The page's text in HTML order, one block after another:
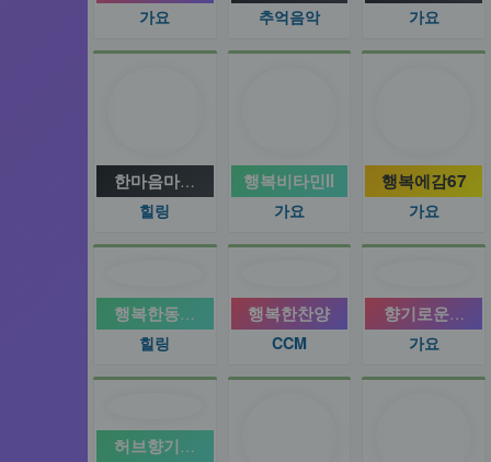
가요 추억음악 가요
한마음마이크라이브
힐링
행복비타민ll
가요
행복에감67
가요
행복한동행나눔터
힐링
행복한찬양
CCM
향기로운사랑
가요
허브향기선율